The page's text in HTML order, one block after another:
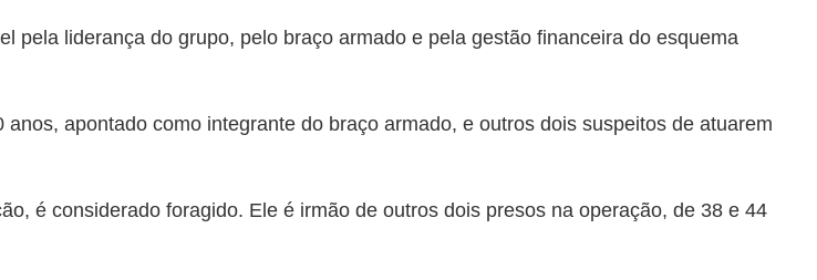
pela liderança do grupo, pelo braço armado e pela gestão financeira do esquema
apontado como integrante do braço armado, e outros dois suspeitos de atuarem
é considerado foragido. Ele é irmão de outros dois presos na operação, de 38 e 44